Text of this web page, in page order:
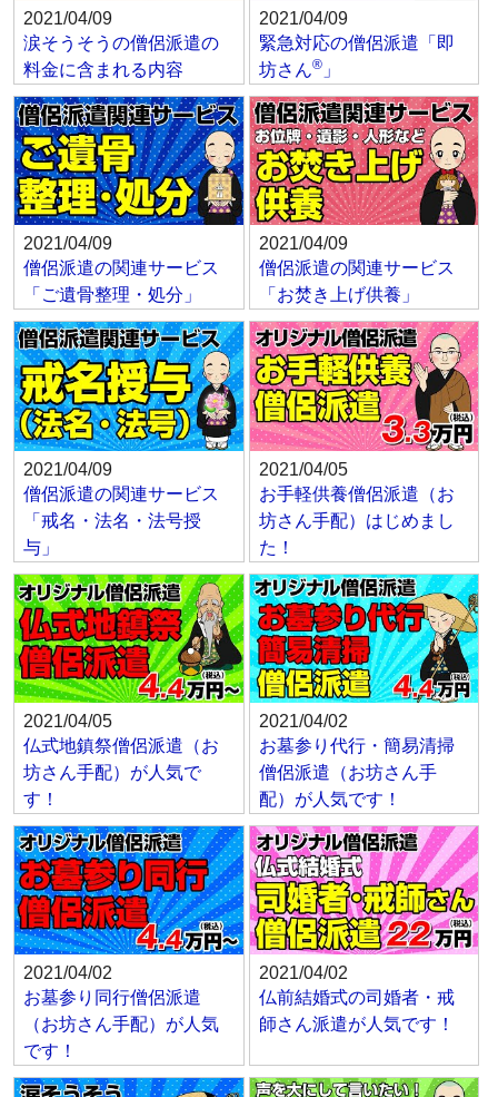
2021/04/09
涙そうそうの僧侶派遣の
料金に含まれる内容
2021/04/09
緊急対応の僧侶派遣「即
坊さん®」
2021/04/09
僧侶派遣の関連サービス
「ご遺骨整理・処分」
2021/04/09
僧侶派遣の関連サービス
「お焚き上げ供養」
2021/04/09
僧侶派遣の関連サービス
「戒名・法名・法号授
与」
2021/04/05
お手軽供養僧侶派遣（お
坊さん手配）はじめまし
た！
2021/04/05
仏式地鎮祭僧侶派遣（お
坊さん手配）が人気で
す！
2021/04/02
お墓参り代行・簡易清掃
僧侶派遣（お坊さん手
配）が人気です！
2021/04/02
お墓参り同行僧侶派遣
（お坊さん手配）が人気
です！
2021/04/02
仏前結婚式の司婚者・戒
師さん派遣が人気です！